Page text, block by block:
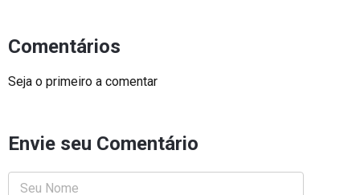
Comentários
Seja o primeiro a comentar
Envie seu Comentário